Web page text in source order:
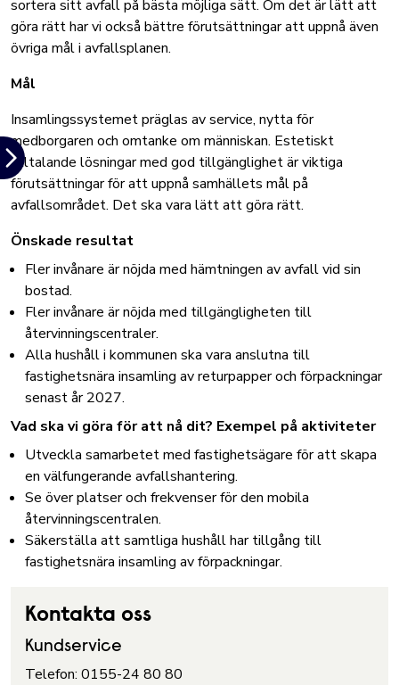
sortera sitt avfall på bästa möjliga sätt. Om det är lätt att
göra rätt har vi också bättre förutsättningar att uppnå även
övriga mål i avfallsplanen.
Mål
Insamlingssystemet präglas av service, nytta för
medborgaren och omtanke om människan. Estetiskt
tilltalande lösningar med god tillgänglighet är viktiga
förutsättningar för att uppnå samhällets mål på
avfallsområdet. Det ska vara lätt att göra rätt.
Önskade resultat
Fler invånare är nöjda med hämtningen av avfall vid sin
bostad.
Fler invånare är nöjda med tillgängligheten till
återvinningscentraler.
Alla hushåll i kommunen ska vara anslutna till
fastighetsnära insamling av returpapper och förpackningar
senast år 2027.
Vad ska vi göra för att nå dit? Exempel på aktiviteter
Utveckla samarbetet med fastighetsägare för att skapa
en välfungerande avfallshantering.
Se över platser och frekvenser för den mobila
återvinningscentralen.
Säkerställa att samtliga hushåll har tillgång till
fastighetsnära insamling av förpackningar.
Kontakta oss
Kundservice
Telefon: 0155-24 80 80